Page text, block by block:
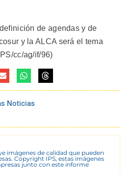
de agendas y de
y la ALCA será el tema
cc/ag/if/96)
Noticias
imágenes de calidad que pueden
Copyright IPS, estas imágenes
junto con este informe